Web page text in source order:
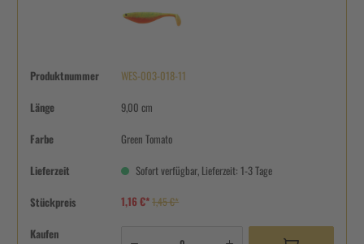
Produktnummer WES-003-018-11
Länge 9,00 cm
Farbe Green Tomato
Lieferzeit Sofort verfügbar, Lieferzeit: 1-3 Tage
Stückpreis 1,16 €*1,45 €*
Kaufen